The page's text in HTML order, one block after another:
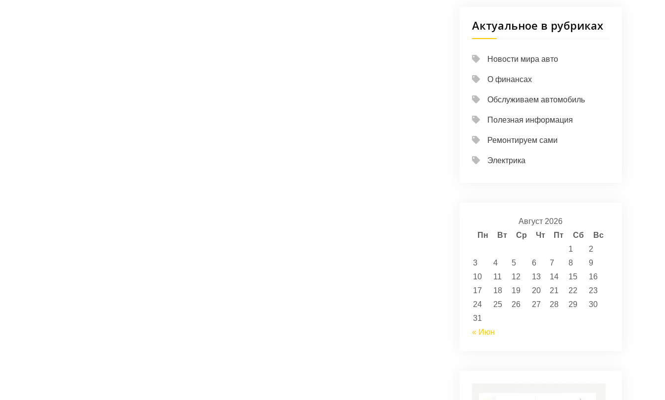
Актуальное в рубриках
Новости мира авто
О финансах
Обслуживаем автомобиль
Полезная информация
Ремонтируем сами
Электрика
Август 2026
Пн
Вт Ср Чт Пт Сб
Вс
1
2
3
4 5 6 7 8
9
10
11 12 13 14 15
16
17
18 19 20 21 22
23
24
25 26 27 28 29
30
31
« Июн